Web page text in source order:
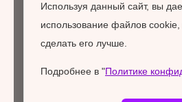
Используя данный сайт, вы
использование файлов
сделать его лучше.
Подробнее в "Политике